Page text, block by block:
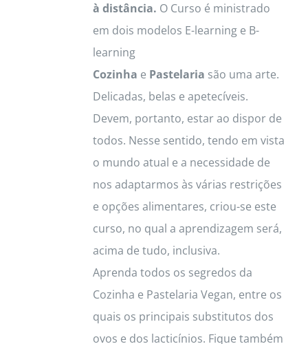
à distância. O Curso é ministrado
em dois modelos E-learning e B-
learning
Cozinha e Pastelaria são uma arte.
Delicadas, belas e apetecíveis.
Devem, portanto, estar ao dispor de
todos. Nesse sentido, tendo em vista
o mundo atual e a necessidade de
nos adaptarmos às várias restrições
e opções alimentares, criou-se este
curso, no qual a aprendizagem será,
acima de tudo, inclusiva.
Aprenda todos os segredos da
Cozinha e Pastelaria Vegan, entre os
quais os principais substitutos dos
ovos e dos lacticínios. Fique também